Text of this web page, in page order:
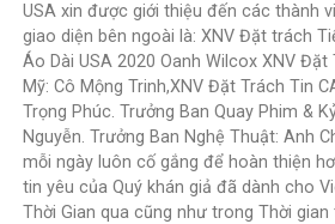
USA xin được giới thiệu đến các thành
giao diện bên ngoài là: XNV Đặt trách
Áo Dài USA 2020 Oanh Wilcox XNV
Mỹ: Cô Mộng Trinh,XNV Đặt Trách Tin
Trọng Phúc. Trưởng Ban Quay Phim &
Nguyễn. Trưởng Ban Nghệ Thuật: Anh
mỗi ngày luôn cố gắng để hoàn thiện
tin yêu của Quý khán giả đã dành cho
Thời Gian qua cũng như trong Thời